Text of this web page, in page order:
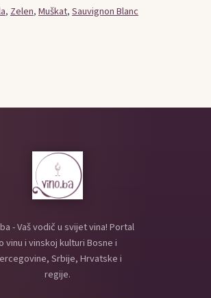
,Zelen,Muškat,Sauvignon Blanc
- Vaš vodič u svijet vina! Portal
vinu i vinskoj kulturi Bosne i
Srbije, Hrvatske i
regije.